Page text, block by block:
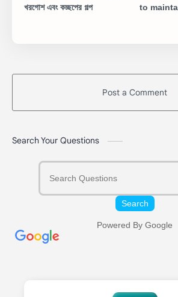
খরগোশ এবং কচ্ছপের গল্প
to
Post a Comment
Search Your Questions
Search
Powered By Google